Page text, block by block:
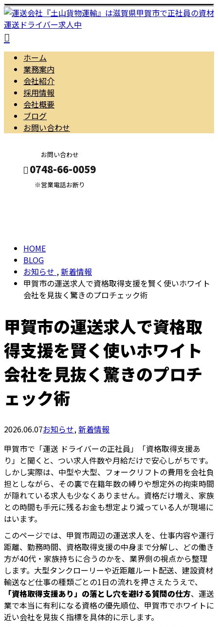
ホーム
業務案内
会社紹介
採用情報
会社概要
ブログ
お問い合わせ
お問い合わせ
0748-66-0059
※営業電話お断り
HOME
BLOG
お知らせ ,新着情報
甲賀市の運送求人で資格取得支援を賢く使いホワイト
会社を見抜く驚きのプロチェック術
甲賀市の運送求人で資格取
得支援を賢く使いホワイト
会社を見抜く驚きのプロチ
ェック術
2026.06.07お知らせ,新着情報
甲賀市で「運送 ドライバーの正社員」「資格取得支援あ
り」と聞くと、つい求人件数や月給だけで安心しがちです。
しかし実際は、中型や大型、フォークリフトの費用を会社負
担としながら、その裏で在籍年数の縛りや想定外の拘束時間
が隠れている求人も少なくありません。資格だけ増え、家族
との時間も手元に残るお金も想定より減っている人が現場に
はいます。
このページでは、甲賀市周辺の運送求人を、仕事内容や運行
距離、勤務時間、資格取得支援の中身まで分解し、どの働き
方が40代・家族持ちに合うのかを、業界側の視点から整理
します。大型タンクローリーや近距離ルート配送、建設資材
輸送など仕事の種類ごとの1日の流れを押さえたうえで、
「資格取得支援あり」の落とし穴を避ける質問の仕方、運送
業で本当に有利になる資格の優先順位、甲賀市でホワイトに
近い会社を見抜く指標を具体的に示します。